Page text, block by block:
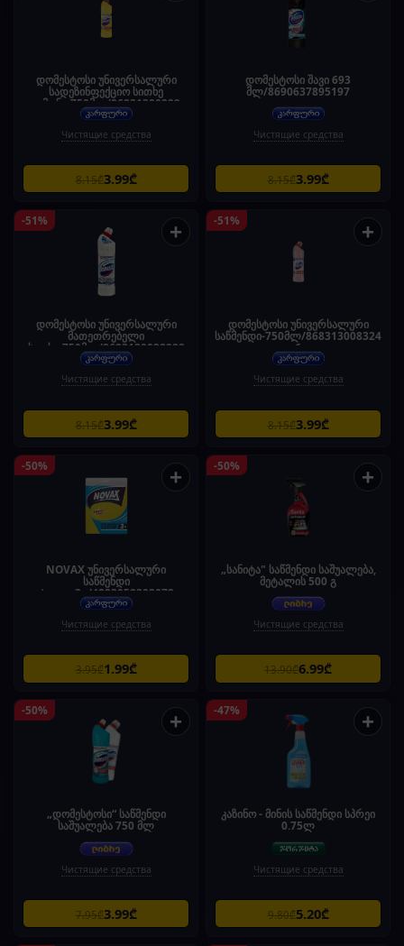
დომესტოსი უნივერსალური
სადეზინფექციო სითხე
ლიმონი-750მლ/868313002895
7
Чистящие средства
8.15₾3.99₾
დომესტოსი შავი 693
მლ/8690637895197
Чистящие средства
8.15₾3.99₾
-51% +
დომესტოსი უნივერსალური
მათეთრებელი
სითხე-750მლ/8683130028988
Чистящие средства
8.15₾3.99₾
-51% +
დომესტოსი უნივერსალური
საწმენდი-750მლ/868313008324
6
Чистящие средства
8.15₾3.99₾
-50% +
NOVAX უნივერსალური
საწმენდი
ტილო-3ც/4823058302072
Чистящие средства
3.95₾1.99₾
-50% +
„სანიტა" საწმენდი საშუალება,
მეტალის 500 გ
Чистящие средства
13.90₾6.99₾
-50% +
„დომესტოსი“ საწმენდი
საშუალება 750 მლ
Чистящие средства
7.95₾3.99₾
-47% +
კაზინო - მინის საწმენდი სპრეი
0.75ლ
Чистящие средства
9.80₾5.20₾